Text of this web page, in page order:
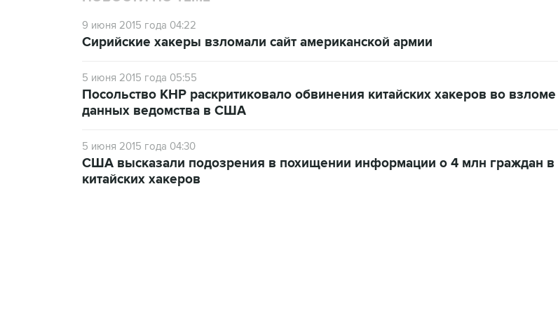
9 июня 2015 года 04:22
Сирийские хакеры взломали сайт американской армии
5 июня 2015 года 05:55
Посольство КНР раскритиковало обвинения китайских хакеров во
данных ведомства в США
5 июня 2015 года 04:30
США высказали подозрения в похищении информации о 4 млн граждан в
китайских хакеров